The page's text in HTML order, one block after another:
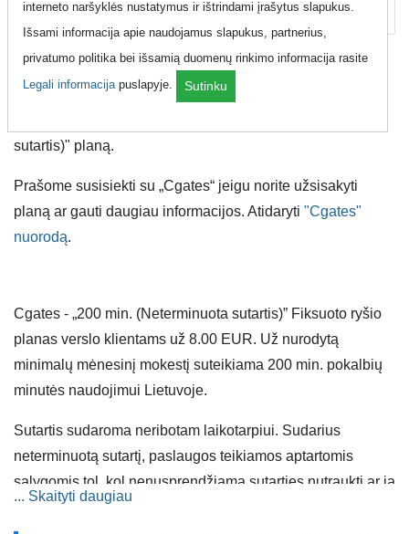
Pagalba
Kaip užsisakyti planą
sutartis)" planą.
Prašome susisiekti su „Cgates“ jeigu norite užsisakyti
planą ar gauti daugiau informacijos. Atidaryti "Cgates"
nuorodą.
Cgates - „200 min. (Neterminuota sutartis)” Fiksuoto ryšio
planas verslo klientams už 8.00 EUR. Už nurodytą
minimalų mėnesinį mokestį suteikiama 200 min. pokalbių
minutės naudojimui Lietuvoje.
Sutartis sudaroma neribotam laikotarpiui. Sudarius
neterminuotą sutartį, paslaugos teikiamos aptartomis
sąlygomis tol, kol nenusprendžiama sutarties nutraukti ar ją
pakeisti.
... Skaityti daugiau
interneto naršyklės nustatymus ir ištrindami įrašytus slapukus.
Išsami informacija apie naudojamus slapukus, partnerius,
privatumo politika bei išsamią duomenų rinkimo informacija rasite
Legali informacijapuslapyje. Sutinku